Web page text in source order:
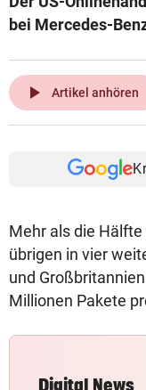
bei Mercedes-
play_arrow Artikel anhören
Mehr als die
übrigen in vier
und
Millionen Pakete
Digital News